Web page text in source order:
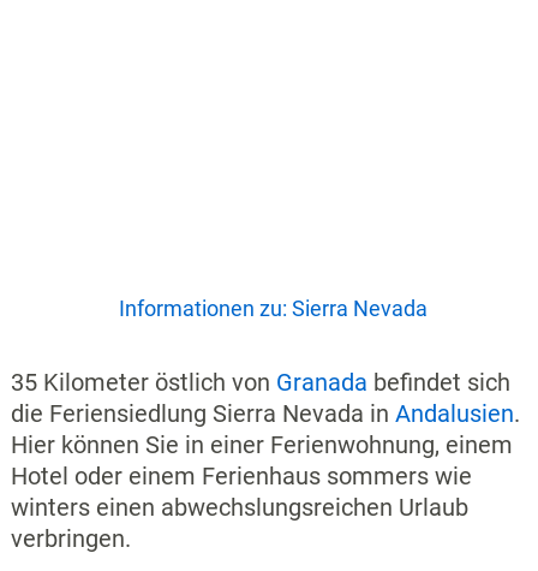
Informationen zu: Sierra Nevada
35 Kilometer östlich von Granada befindet sich
die Feriensiedlung Sierra Nevada in Andalusien.
Hier können Sie in einer Ferienwohnung, einem
Hotel oder einem Ferienhaus sommers wie
winters einen abwechslungsreichen Urlaub
verbringen.